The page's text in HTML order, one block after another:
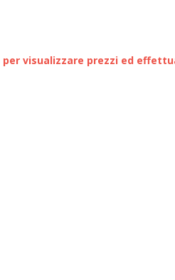
visualizzare prezzi ed